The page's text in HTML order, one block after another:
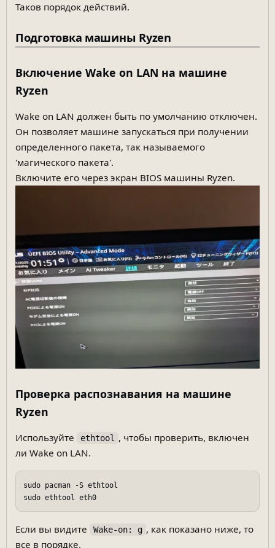
Таков порядок действий.
Подготовка машины Ryzen
Включение Wake on LAN на машине
Ryzen
Wake on LAN должен быть по умолчанию отключен.
Он позволяет машине запускаться при получении
определенного пакета, так называемого
'магического пакета'.
Включите его через экран BIOS машины Ryzen.
Проверка распознавания на машине
Ryzen
Используйте ethtool , чтобы проверить, включен
ли Wake on LAN.
sudo pacman -S ethtool
Если вы видите Wake-on: g , как показано ниже, то
все в порядке.